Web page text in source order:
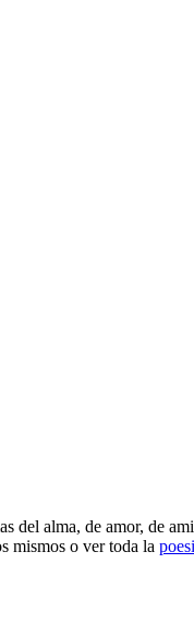
alma, de amor, de
mismos o ver toda la